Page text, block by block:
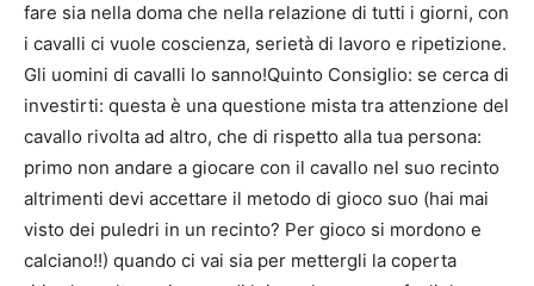
fare sia nella doma che nella relazione di tutti i giorni, con
i cavalli ci vuole coscienza, serietà di lavoro e ripetizione.
Gli uomini di cavalli lo sanno!Quinto Consiglio: se cerca di
investirti: questa è una questione mista tra attenzione del
cavallo rivolta ad altro, che di rispetto alla tua persona:
primo non andare a giocare con il cavallo nel suo recinto
altrimenti devi accettare il metodo di gioco suo (hai mai
visto dei puledri in un recinto? Per gioco si mordono e
calciano!!) quando ci vai sia per mettergli la coperta